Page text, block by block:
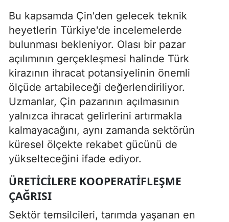
Bu kapsamda Çin'den gelecek teknik
heyetlerin Türkiye'de incelemelerde
bulunması bekleniyor. Olası bir pazar
açılımının gerçekleşmesi halinde Türk
kirazının ihracat potansiyelinin önemli
ölçüde artabileceği değerlendiriliyor.
Uzmanlar, Çin pazarının açılmasının
yalnızca ihracat gelirlerini artırmakla
kalmayacağını, aynı zamanda sektörün
küresel ölçekte rekabet gücünü de
yükselteceğini ifade ediyor.
ÜRETICILERE KOOPERATIFLEŞME
ÇAĞRISI
Sektör temsilcileri, tarımda yaşanan en